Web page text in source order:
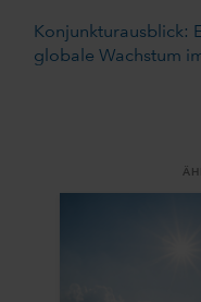
Konjunkturausblick:
globale Wachstum